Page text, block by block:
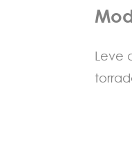
Leve